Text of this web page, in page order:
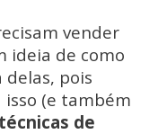
vender
ideia de como
delas, pois
(e também
técnicas de